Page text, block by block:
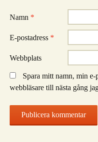
Namn *
E-postadress *
Webbplats
Spara mitt namn, min
webbläsare till nästa gång